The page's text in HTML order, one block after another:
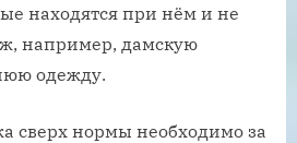
находятся при нём и не
например, дамскую
одежду.
сверх нормы необходимо за